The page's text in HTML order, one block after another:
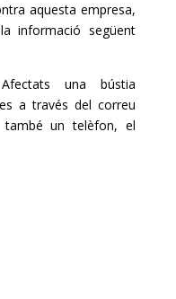
aquesta empresa,
informació següent
una bústia
a través del correu
un telèfon, el